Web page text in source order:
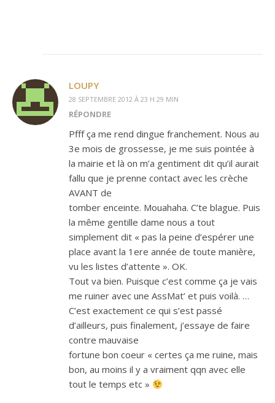
LOUPY
28 SEPTEMBRE 2012 À 23 H 29 MIN
RÉPONDRE
Pfff ça me rend dingue franchement. Nous au
3e mois de grossesse, je me suis pointée à
la mairie et là on m’a gentiment dit qu’il aurait
fallu que je prenne contact avec les crèche
AVANT de
tomber enceinte. Mouahaha. C’te blague. Puis
la même gentille dame nous a tout
simplement dit « pas la peine d’espérer une
place avant la 1ere année de toute manière,
vu les listes d’attente ». OK.
Tout va bien. Puisque c’est comme ça je vais
me ruiner avec une AssMat’ et puis voilà. …
C’est exactement ce qui s’est passé
d’ailleurs, puis finalement, j’essaye de faire
contre mauvaise
fortune bon coeur « certes ça me ruine, mais
bon, au moins il y a vraiment qqn avec elle
tout le temps etc »